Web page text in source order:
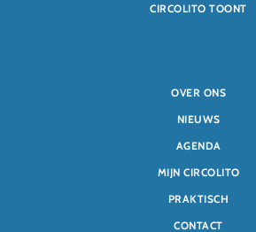
CIRCOLITO TOONT
OVER ONS
NIEUWS
AGENDA
MIJN CIRCOLITO
PRAKTISCH
CONTACT